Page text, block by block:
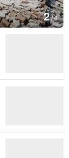
3/6